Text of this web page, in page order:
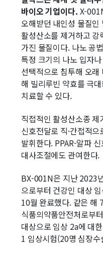
바이오 기업이다. X-
오해받던 내인성 물질
활성산소를 제거하고 강
가진 물질이다. 나노 공
특정 크기의 나노 입자
선택적으로 침투해 오
해 빌리루빈 약효를 극
치료할 수 있다.
직접적인 활성산소종
신호전달로 직·간접적
발휘한다. PPAR-알파
대사조절에도 관여한다.
BX-001N은 지난 2023
으로부터 건강인 대상
10월 완료했다. 같은 해
식품의약품안전처로부
대상으로 임상 2a에 대
1 임상시험(20명 심장